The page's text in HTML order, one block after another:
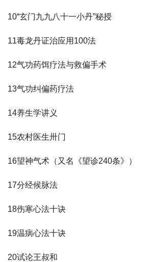
10“玄门九九八十一小丹”秘授
11毒龙丹证治应用100法
12气功药饵疗法与救偏手术
13气功纠偏药疗法
14养生学讲义
15农村医生卅门
16望神气术（又名《望诊240条》）
17分经候脉法
18伤寒心法十诀
19温病心法十诀
20试论王叔和